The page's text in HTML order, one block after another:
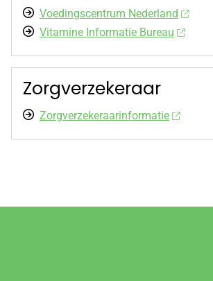
Voedingscentrum Nederland
Vitamine Informatie Bureau
Zorgverzekeraar
Zorgverzekeraarinformatie